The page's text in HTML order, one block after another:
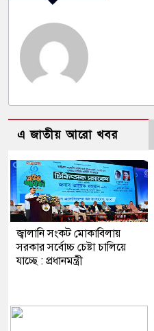
এ জাতীয় আরো খবর
জ্বালানি সংকট মোকাবিলায়
সরকার সর্বোচ্চ চেষ্টা চালিয়ে
যাচ্ছে : প্রধানমন্ত্রী